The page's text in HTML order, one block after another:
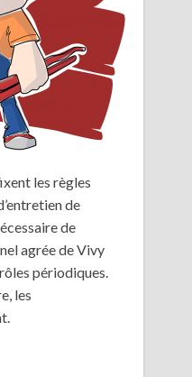
les règles
de
de
agrée de Vivy
périodiques.
les